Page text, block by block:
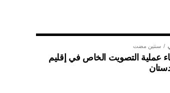
سنتين مضت
عملية التصويت الخاص في إقليم